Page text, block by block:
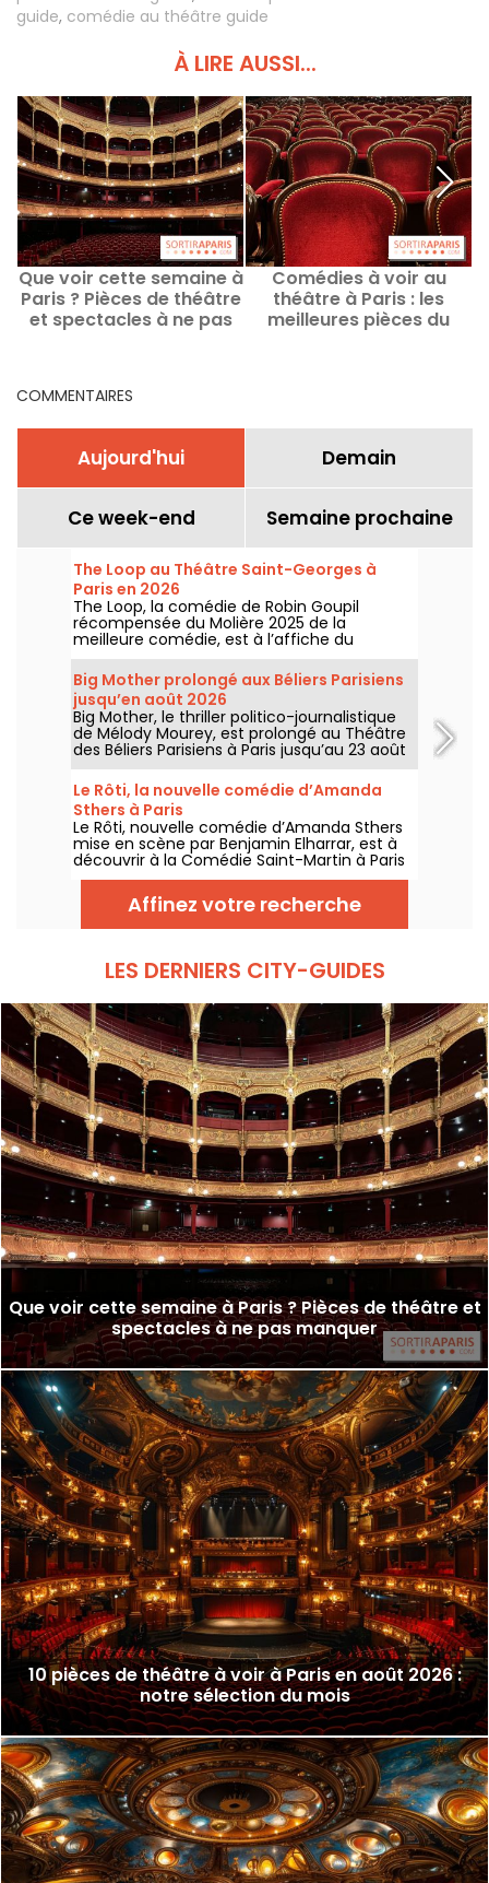
guide, comédie au théâtre guide
À LIRE AUSSI...
Que voir cette semaine à
Paris ? Pièces de théâtre
et spectacles à ne pas
Comédies à voir au
théâtre à Paris : les
meilleures pièces du
COMMENTAIRES
Aujourd'hui Demain
Ce week-end Semaine prochaine
The Loop au Théâtre Saint-Georges à
Paris en 2026
The Loop, la comédie de Robin Goupil
récompensée du Molière 2025 de la
meilleure comédie, est à l’affiche du
Théâtre Saint-Georges à Paris jusqu’au 15
novembre 2026.
Big Mother prolongé aux Béliers Parisiens
jusqu’en août 2026
Big Mother, le thriller politico-journalistique
de Mélody Mourey, est prolongé au Théâtre
des Béliers Parisiens à Paris jusqu’au 23 août
2026, avec des représentations du mardi au
dimanche.
Le Rôti, la nouvelle comédie d’Amanda
Sthers à Paris
Le Rôti, nouvelle comédie d’Amanda Sthers
mise en scène par Benjamin Elharrar, est à
découvrir à la Comédie Saint-Martin à Paris
jusqu’au 15 octobre 2026.
Affinez votre recherche
LES DERNIERS CITY-GUIDES
Que voir cette semaine à Paris ? Pièces de théâtre et
spectacles à ne pas manquer
10 pièces de théâtre à voir à Paris en août 2026 :
notre sélection du mois